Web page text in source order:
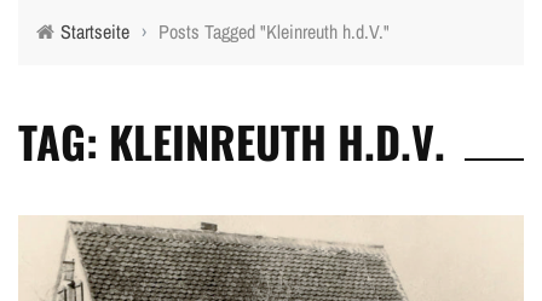
Startseite › Posts Tagged "Kleinreuth h.d.V."
TAG: KLEINREUTH H.D.V.